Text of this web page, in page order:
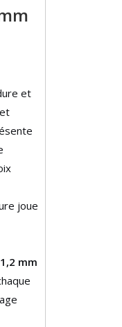
et
joue
mm